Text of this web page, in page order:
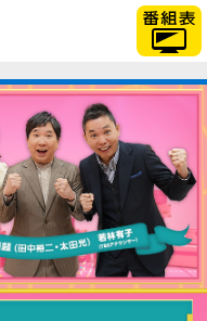
「TBSテレビ」トップ